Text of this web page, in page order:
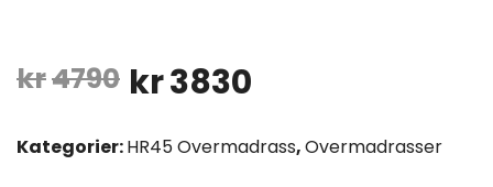
kr4790 Opprinnelig
pris
kr3830
pris
Kategorier:HR45 Overmadrass,Overmadrasser